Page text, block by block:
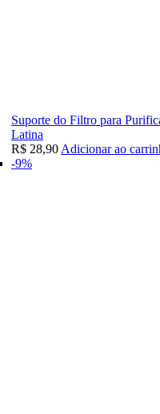
Suporte do Filtro para
Latina
R$ 28,90 Adicionar ao
-9%